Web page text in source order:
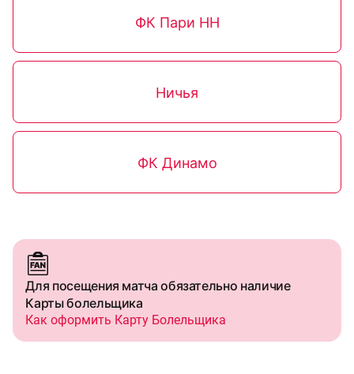
ФК Пари НН
Ничья
ФК Динамо
Для посещения матча обязательно наличие
Карты болельщика
Как оформить Карту Болельщика